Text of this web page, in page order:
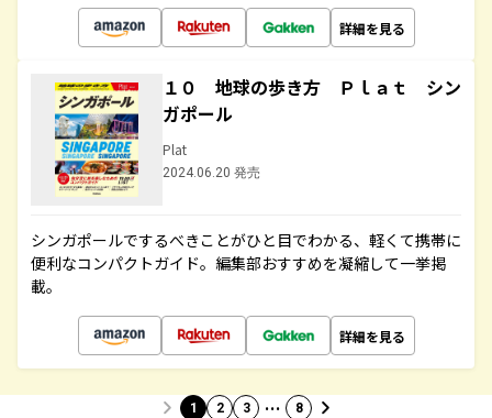
詳細を見る
１０ 地球の歩き方 Ｐｌａｔ シン
ガポール
Plat
2024.06.20 発売
シンガポールでするべきことがひと目でわかる、軽くて携帯に
便利なコンパクトガイド。編集部おすすめを凝縮して一挙掲
載。
詳細を見る
1 2 3 … 8